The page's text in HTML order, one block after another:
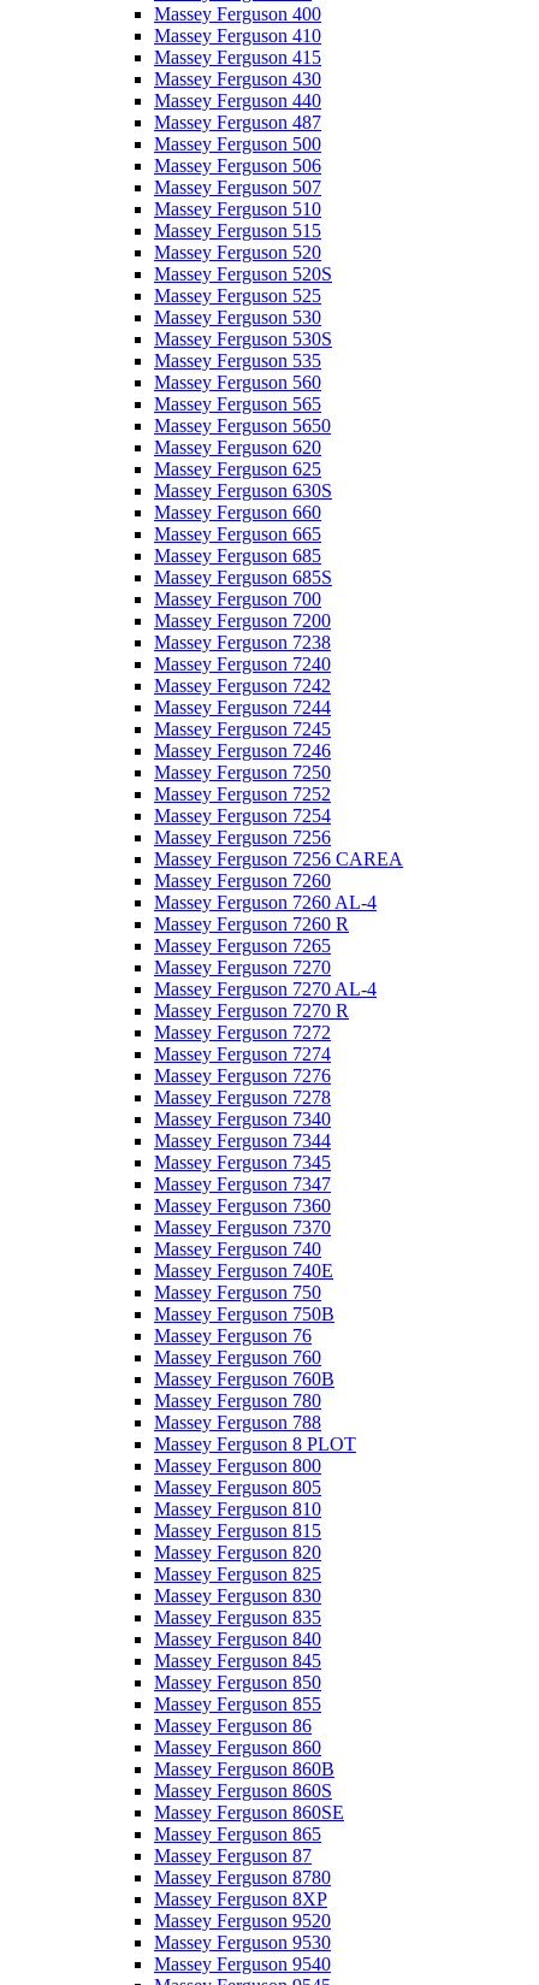
Massey Ferguson 400
Massey Ferguson 410
Massey Ferguson 415
Massey Ferguson 430
Massey Ferguson 440
Massey Ferguson 487
Massey Ferguson 500
Massey Ferguson 506
Massey Ferguson 507
Massey Ferguson 510
Massey Ferguson 515
Massey Ferguson 520
Massey Ferguson 520S
Massey Ferguson 525
Massey Ferguson 530
Massey Ferguson 530S
Massey Ferguson 535
Massey Ferguson 560
Massey Ferguson 565
Massey Ferguson 5650
Massey Ferguson 620
Massey Ferguson 625
Massey Ferguson 630S
Massey Ferguson 660
Massey Ferguson 665
Massey Ferguson 685
Massey Ferguson 685S
Massey Ferguson 700
Massey Ferguson 7200
Massey Ferguson 7238
Massey Ferguson 7240
Massey Ferguson 7242
Massey Ferguson 7244
Massey Ferguson 7245
Massey Ferguson 7246
Massey Ferguson 7250
Massey Ferguson 7252
Massey Ferguson 7254
Massey Ferguson 7256
Massey Ferguson 7256 CAREA
Massey Ferguson 7260
Massey Ferguson 7260 AL-4
Massey Ferguson 7260 R
Massey Ferguson 7265
Massey Ferguson 7270
Massey Ferguson 7270 AL-4
Massey Ferguson 7270 R
Massey Ferguson 7272
Massey Ferguson 7274
Massey Ferguson 7276
Massey Ferguson 7278
Massey Ferguson 7340
Massey Ferguson 7344
Massey Ferguson 7345
Massey Ferguson 7347
Massey Ferguson 7360
Massey Ferguson 7370
Massey Ferguson 740
Massey Ferguson 740E
Massey Ferguson 750
Massey Ferguson 750B
Massey Ferguson 76
Massey Ferguson 760
Massey Ferguson 760B
Massey Ferguson 780
Massey Ferguson 788
Massey Ferguson 8 PLOT
Massey Ferguson 800
Massey Ferguson 805
Massey Ferguson 810
Massey Ferguson 815
Massey Ferguson 820
Massey Ferguson 825
Massey Ferguson 830
Massey Ferguson 835
Massey Ferguson 840
Massey Ferguson 845
Massey Ferguson 850
Massey Ferguson 855
Massey Ferguson 86
Massey Ferguson 860
Massey Ferguson 860B
Massey Ferguson 860S
Massey Ferguson 860SE
Massey Ferguson 865
Massey Ferguson 87
Massey Ferguson 8780
Massey Ferguson 8XP
Massey Ferguson 9520
Massey Ferguson 9530
Massey Ferguson 9540